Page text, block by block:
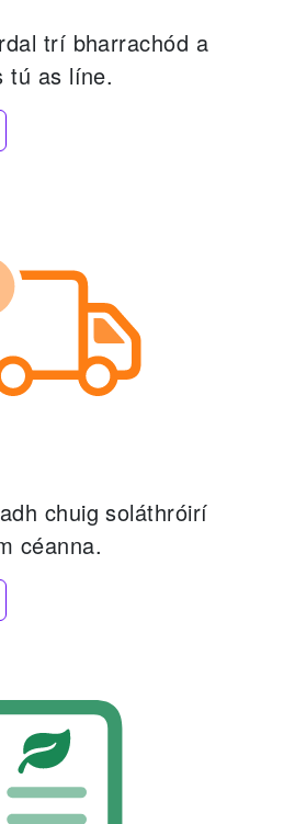
trí bharrachód a
tú as líne.
chuig soláthróirí
céanna.